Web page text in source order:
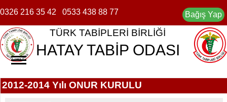
0326 216 35 42 0533 438 88 77 Bağış Yap
TÜRK TABİPLERİ BİRLİĞİ
HATAY TABİP ODASI
ANASAYFA
2012-2014 Yılı ONUR KURULU